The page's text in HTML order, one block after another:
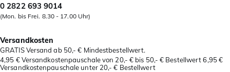
0 2822 693 9014
(Mon. bis Frei. 8.30 - 17.00 Uhr)
Versandkosten
GRATIS Versand ab 50,- € Mindestbestellwert.
4,95 € Versandkostenpauschale von 20,- € bis 50,- € Bestellwert 6,95 €
Versandkostenpauschale unter 20,- € Bestellwert